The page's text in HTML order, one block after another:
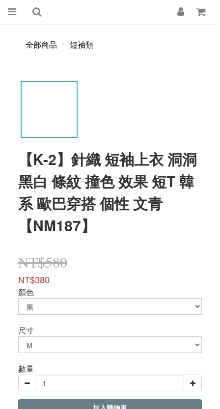
全部商品 短袖類
【K-2】針織 短袖上衣 洞洞
黑白 條紋 撞色 效果 短T 韓
系 歐巴穿搭 個性 文青
【NM187】
NT$580
NT$380
顏色
尺寸
數量